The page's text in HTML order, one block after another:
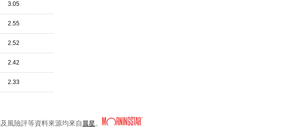
3.05
2.55
2.52
2.42
2.33
風險評等資料來源均來自 晨星 。